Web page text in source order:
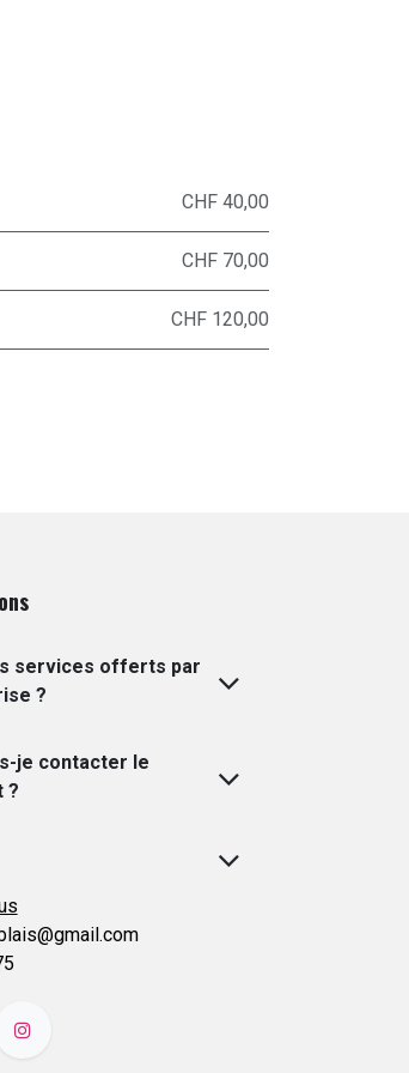
CHF 40,00
CHF 70,00
CHF 120,00
services offerts par
?
je contacter le
?